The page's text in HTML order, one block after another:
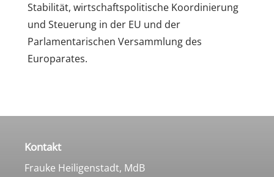
Stabilität, wirtschaftspolitische Koordinierung
und Steuerung in der EU und der
Parlamentarischen Versammlung des
Europarates.
Kontakt
Frauke Heiligenstadt, MdB